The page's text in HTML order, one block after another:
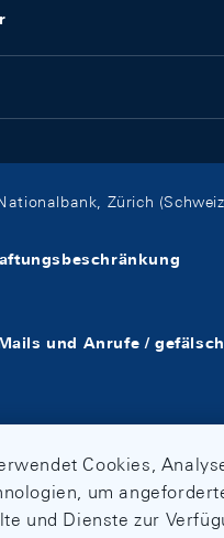
Zürich
und Anrufe /
Cookies,
um
und Dienste zur